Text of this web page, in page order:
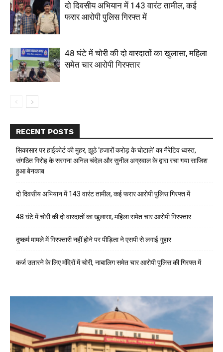
दो दिवसीय अभियान में 143 वारंट तामील, कई
फरार आरोपी पुलिस गिरफ्त में
48 घंटे में चोरी की दो वारदातों का खुलासा, महिला
समेत चार आरोपी गिरफ्तार
RECENT POSTS
सिकासार पर हाईकोर्ट की मुहर, झूठे ‘हजारों करोड़ के घोटाले’ का नैरेटिव ध्वस्त,
संगठित गिरोह के सरगना अनिल चंदेल और सुनील अग्रवाल के द्वारा रचा गया साजिश
हुआ बेनकाब
दो दिवसीय अभियान में 143 वारंट तामील, कई फरार आरोपी पुलिस गिरफ्त में
48 घंटे में चोरी की दो वारदातों का खुलासा, महिला समेत चार आरोपी गिरफ्तार
दुष्कर्म मामले में गिरफ्तारी नहीं होने पर पीड़िता ने एसपी से लगाई गुहार
कर्ज उतारने के लिए मंदिरों में चोरी, नाबालिग समेत चार आरोपी पुलिस की गिरफ्त में